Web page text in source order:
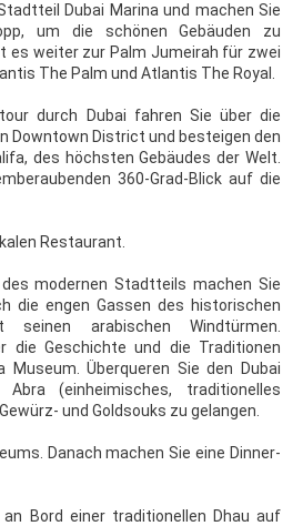
Dubai Marina und machen Sie
um die schönen Gebäuden zu
es weiter zur Palm Jumeirah für zwei
The Palm und Atlantis The Royal.
durch Dubai fahren Sie über die
Downtown District und besteigen den
des höchsten Gebäudes der Welt.
360-Grad-Blick auf die
Restaurant.
modernen Stadtteils machen Sie
die engen Gassen des historischen
seinen arabischen Windtürmen.
die Geschichte und die Traditionen
Museum. Überqueren Sie den Dubai
(einheimisches, traditionelles
und Goldsouks zu gelangen.
Danach machen Sie eine Dinner-
an Bord einer traditionellen Dhau auf